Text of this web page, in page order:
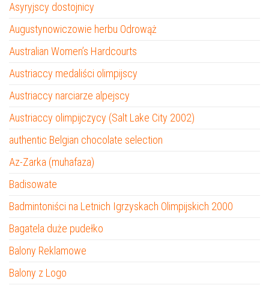
Asyryjscy dostojnicy
Augustynowiczowie herbu Odrowąż
Australian Women’s Hardcourts
Austriaccy medaliści olimpijscy
Austriaccy narciarze alpejscy
Austriaccy olimpijczycy (Salt Lake City 2002)
authentic Belgian chocolate selection
Az-Zarka (muhafaza)
Badisowate
Badmintoniści na Letnich Igrzyskach Olimpijskich 2000
Bagatela duże pudełko
Balony Reklamowe
Balony z Logo